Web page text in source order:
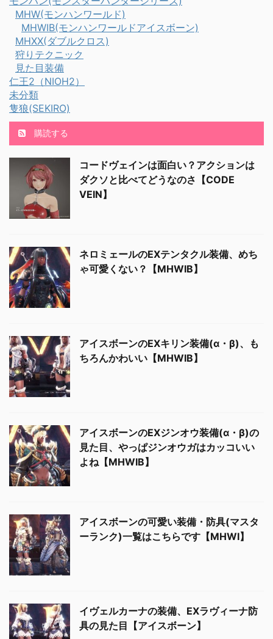
手 ...
MHW(モンハンワールド)
MHWIB(モンハンワールドアイスボーン)
MHXX(ダブルクロス)
狩りテクニック
見た目装備
仁王2（NIOH2）
未分類
隻狼(SEKIRO)
購読する
コードヴェインは面白い？アクションは
ダクソと比べてどうなのさ【CODE
VEIN】
ネロミェールのEXテンタクル装備、めち
ゃ可愛くない？【MHWIB】
アイスボーンのEXキリン装備(α・β)、も
ちろんかわいい【MHWIB】
アイスボーンのEXジンオウ装備(α・β)の
見た目、やっぱジンオウガはカッコいい
よね【MHWIB】
アイスボーンの可愛い装備・防具(マスタ
ーランク)一覧はこちらです【MHWI】
イヴェルカーナの装備、EXラヴィーナ防
具の見た目【アイスボーン】